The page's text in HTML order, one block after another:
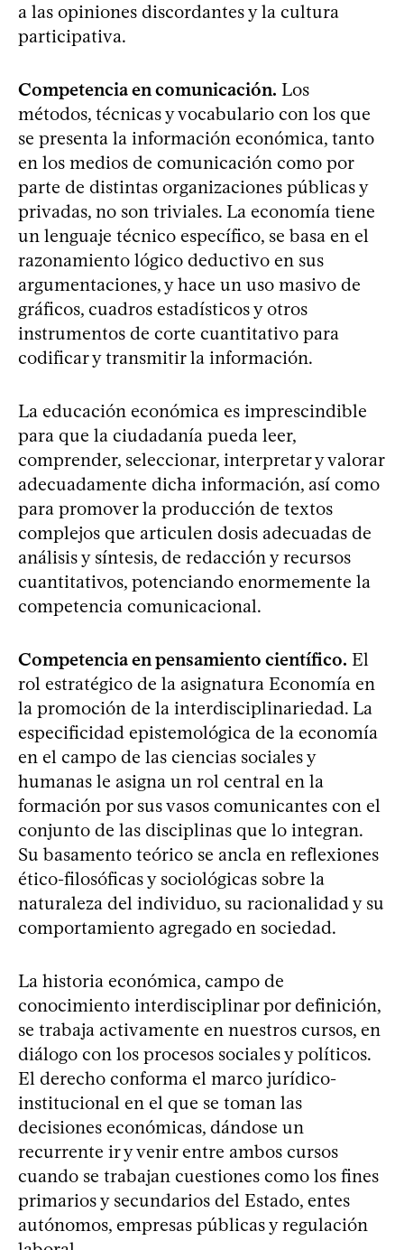
a las opiniones discordantes y la cultura
participativa.
Competencia en comunicación. Los
métodos, técnicas y vocabulario con los que
se presenta la información económica, tanto
en los medios de comunicación como por
parte de distintas organizaciones públicas y
privadas, no son triviales. La economía tiene
un lenguaje técnico específico, se basa en el
razonamiento lógico deductivo en sus
argumentaciones, y hace un uso masivo de
gráficos, cuadros estadísticos y otros
instrumentos de corte cuantitativo para
codificar y transmitir la información.
La educación económica es imprescindible
para que la ciudadanía pueda leer,
comprender, seleccionar, interpretar y valorar
adecuadamente dicha información, así como
para promover la producción de textos
complejos que articulen dosis adecuadas de
análisis y síntesis, de redacción y recursos
cuantitativos, potenciando enormemente la
competencia comunicacional.
Competencia en pensamiento científico. El
rol estratégico de la asignatura Economía en
la promoción de la interdisciplinariedad. La
especificidad epistemológica de la economía
en el campo de las ciencias sociales y
humanas le asigna un rol central en la
formación por sus vasos comunicantes con el
conjunto de las disciplinas que lo integran.
Su basamento teórico se ancla en reflexiones
ético-filosóficas y sociológicas sobre la
naturaleza del individuo, su racionalidad y su
comportamiento agregado en sociedad.
La historia económica, campo de
conocimiento interdisciplinar por definición,
se trabaja activamente en nuestros cursos, en
diálogo con los procesos sociales y políticos.
El derecho conforma el marco jurídico-
institucional en el que se toman las
decisiones económicas, dándose un
recurrente ir y venir entre ambos cursos
cuando se trabajan cuestiones como los fines
primarios y secundarios del Estado, entes
autónomos, empresas públicas y regulación